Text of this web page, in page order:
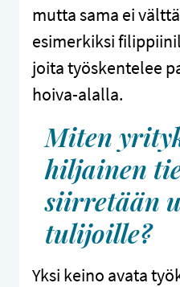
mutta sama ei
esimerkiksi
joita työskentelee
hoiva-alalla.
Miten
hiljainen
siirretään
tulijoille?
Yksi keino avata